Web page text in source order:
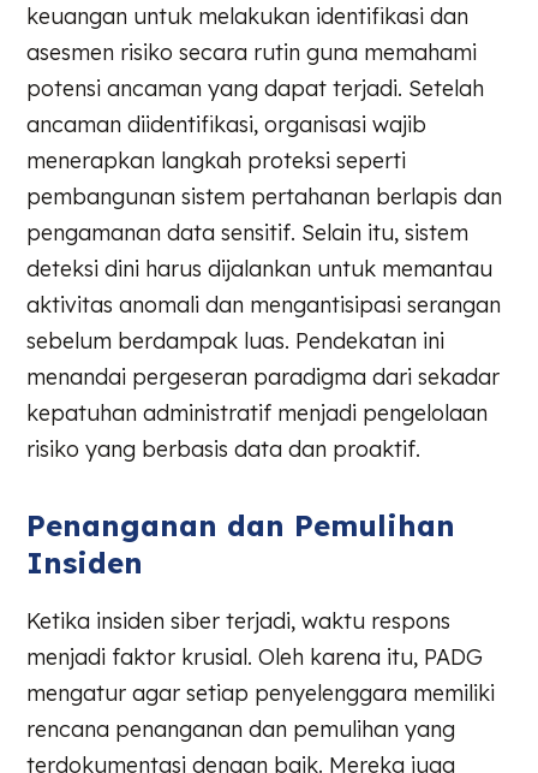
keuangan untuk melakukan identifikasi dan
asesmen risiko secara rutin guna memahami
potensi ancaman yang dapat terjadi. Setelah
ancaman diidentifikasi, organisasi wajib
menerapkan langkah proteksi seperti
pembangunan sistem pertahanan berlapis dan
pengamanan data sensitif. Selain itu, sistem
deteksi dini harus dijalankan untuk memantau
aktivitas anomali dan mengantisipasi serangan
sebelum berdampak luas. Pendekatan ini
menandai pergeseran paradigma dari sekadar
kepatuhan administratif menjadi pengelolaan
risiko yang berbasis data dan proaktif.
Penanganan dan Pemulihan
Insiden
Ketika insiden siber terjadi, waktu respons
menjadi faktor krusial. Oleh karena itu, PADG
mengatur agar setiap penyelenggara memiliki
rencana penanganan dan pemulihan yang
terdokumentasi dengan baik. Mereka juga